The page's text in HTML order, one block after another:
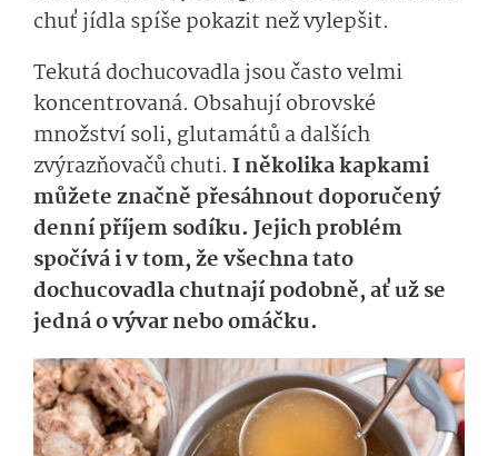
chuť jídla spíše pokazit než vylepšit.
Tekutá dochucovadla jsou často velmi
koncentrovaná. Obsahují obrovské
množství soli, glutamátů a dalších
zvýrazňovačů chuti. I několika kapkami
můžete značně přesáhnout doporučený
denní příjem sodíku. Jejich problém
spočívá i v tom, že všechna tato
dochucovadla chutnají podobně, ať už se
jedná o vývar nebo omáčku.